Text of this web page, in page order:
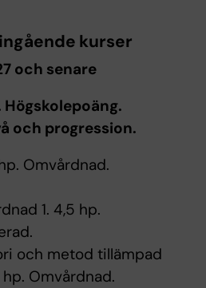
kurser
och senare
och progression.
Omvårdnad.
1. 4,5 hp.
och metod tillämpad
Omvårdnad.